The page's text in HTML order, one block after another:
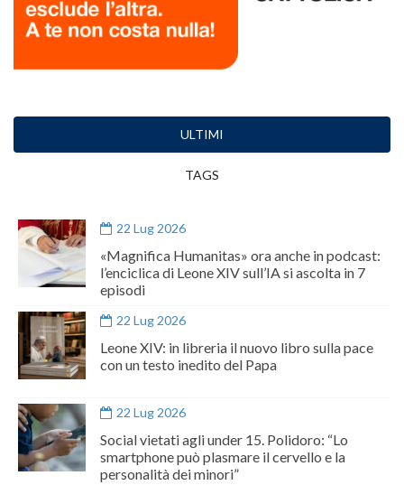
ULTIMI
TAGS
22 Lug 2026
«Magnifica Humanitas» ora anche in podcast:
l’enciclica di Leone XIV sull’IA si ascolta in 7
episodi
22 Lug 2026
Leone XIV: in libreria il nuovo libro sulla pace
con un testo inedito del Papa
22 Lug 2026
Social vietati agli under 15. Polidoro: “Lo
smartphone può plasmare il cervello e la
personalità dei minori”